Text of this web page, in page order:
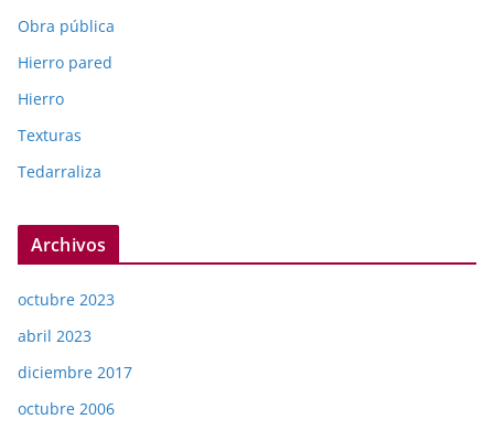
Obra pública
Hierro pared
Hierro
Texturas
Tedarraliza
Archivos
octubre 2023
abril 2023
diciembre 2017
octubre 2006